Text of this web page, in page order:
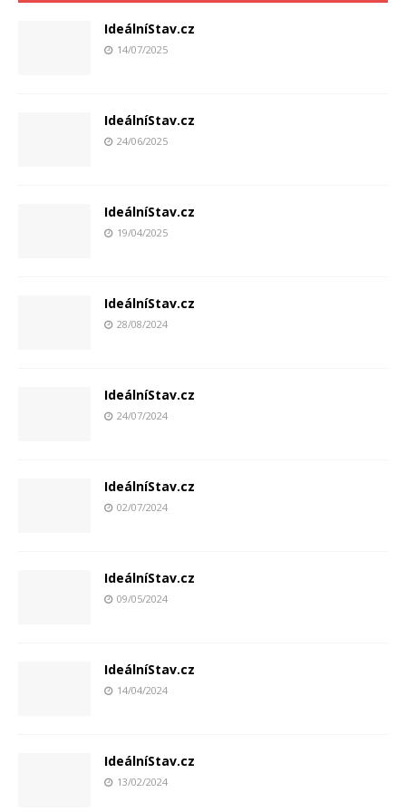
IdeálníStav.cz
14/07/2025
IdeálníStav.cz
24/06/2025
IdeálníStav.cz
19/04/2025
IdeálníStav.cz
28/08/2024
IdeálníStav.cz
24/07/2024
IdeálníStav.cz
02/07/2024
IdeálníStav.cz
09/05/2024
IdeálníStav.cz
14/04/2024
IdeálníStav.cz
13/02/2024